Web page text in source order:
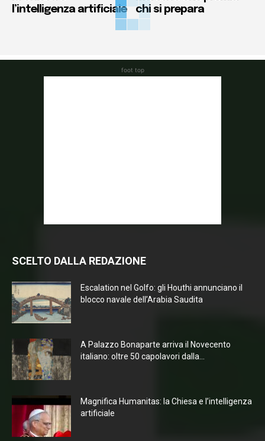
l’intelligenza artificiale
chi si prepara
foot top
SCELTO DALLA REDAZIONE
Escalation nel Golfo: gli Houthi annunciano il
blocco navale dell’Arabia Saudita
A Palazzo Bonaparte arriva il Novecento
italiano: oltre 50 capolavori dalla...
Magnifica Humanitas: la Chiesa e l’intelligenza
artificiale